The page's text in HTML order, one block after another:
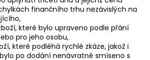
finančního trhu nezávislých na
které bylo upraveno podle přání
pro jeho osobu,
které podléhá rychlé zkáze, jakož i
po dodání nenávratně smíseno s